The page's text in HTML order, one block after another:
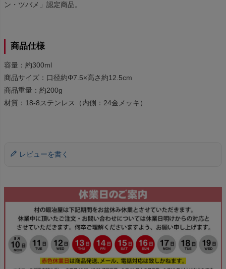
ン・ツバメ」認定商品。
商品仕様
容量：約300ml
商品サイズ：口径約Φ7.5×高さ約12.5cm
商品重量：約200g
材質：18-8ステンレス（内側：24金メッキ）
レビューを書く